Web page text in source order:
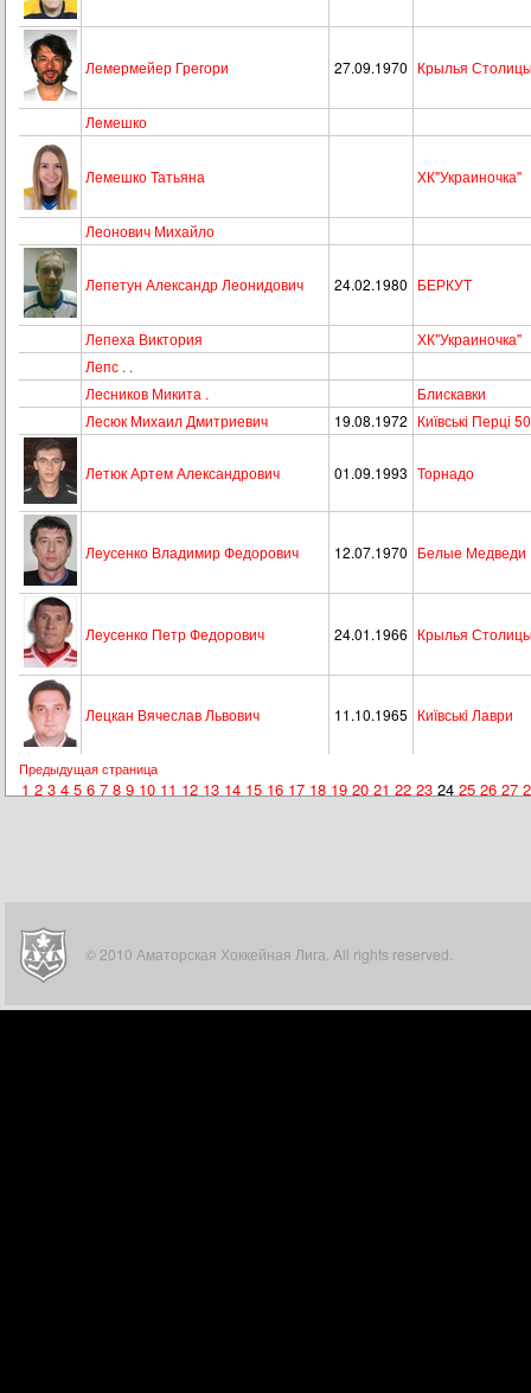
Лемермейер Грегори 27.09.1970 Крылья
Лемешко
Лемешко Татьяна ХК"Украиночка"
Леонович Михайло
Лепетун Александр Леонидович 24.02.1980 БЕРКУТ
Лепеха Виктория
ХК"Украиночка"
Лепс . .
Лесников Микита .
Блискавки
Лесюк Михаил Дмитриевич
19.08.1972 Київські Перці
Летюк Артем Александрович 01.09.1993 Торнадо
Леусенко Владимир Федорович 12.07.1970 Белые Медведи
Леусенко Петр Федорович 24.01.1966 Крылья
Лецкан Вячеслав Львович 11.10.1965 Київськi Лаври
Предыдущая страница
1 2 3 4 5 6 7 8 9 10 11 12 13 14 15 16 17 18 19 20 21 22 23 24 25 26 27
© 2010 Аматорская Хоккейная Лига. All rights reserved.